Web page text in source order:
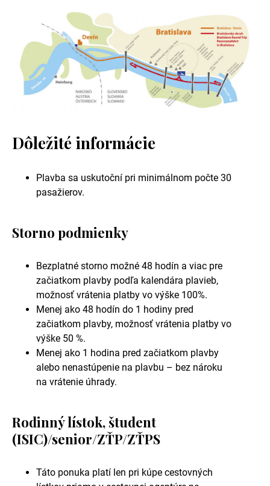
Dôležité informácie
Plavba sa uskutoční pri minimálnom počte 30
pasažierov.
Storno podmienky
Bezplatné storno možné 48 hodín a viac pre
začiatkom plavby podľa kalendára plavieb,
možnosť vrátenia platby vo výške 100%.
Menej ako 48 hodín do 1 hodiny pred
začiatkom plavby, možnosť vrátenia platby vo
výške 50 %.
Menej ako 1 hodina pred začiatkom plavby
alebo nenastúpenie na plavbu – bez nároku
na vrátenie úhrady.
Rodinný lístok, študent
(ISIC)/senior/ZŤP/ZŤPS
Táto ponuka platí len pri kúpe cestovných